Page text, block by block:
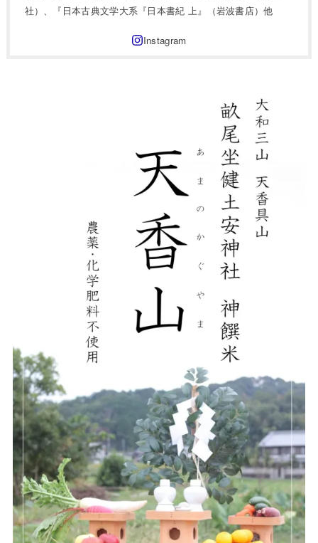
社）、『日本古典文学大系『日本書紀 上』（岩波書店）他